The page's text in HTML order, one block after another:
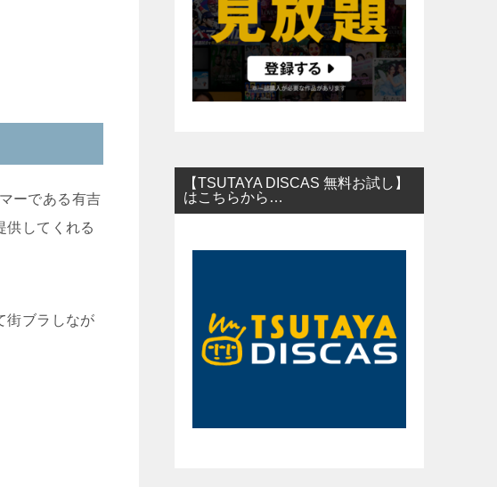
ーである有吉
供してくれる
街ブラしなが
【TSUTAYA DISCAS 無料お試し】
はこちらから…